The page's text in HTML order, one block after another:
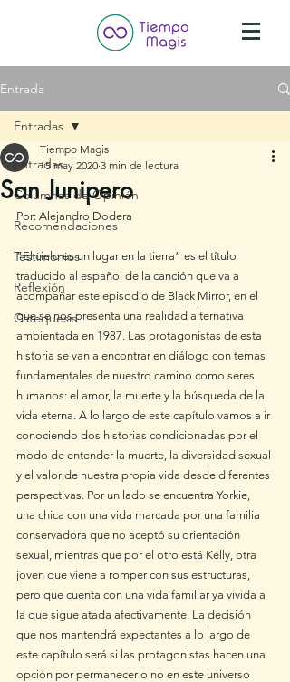
Entrada
Entradas
Columnas de Opinión
Recomendaciones
Testimonios
Reflexión
Catequesis
Entradas
San Junipero
Tiempo Magis
15 may 2020 3 min de lectura
Por: Alejandro Dodera
“El cielo es un lugar en la tierra” es el título
traducido al español de la canción que va a
acompañar este episodio de Black Mirror, en el
que se nos presenta una realidad alternativa
ambientada en 1987. Las protagonistas de esta
historia se van a encontrar en diálogo con temas
fundamentales de nuestro camino como seres
humanos: el amor, la muerte y la búsqueda de la
vida eterna. A lo largo de este capítulo vamos a ir
conociendo dos historias condicionadas por el
modo de entender la muerte, la diversidad sexual
y el valor de nuestra propia vida desde diferentes
perspectivas. Por un lado se encuentra Yorkie,
una chica con una vida marcada por una familia
conservadora que no aceptó su orientación
sexual, mientras que por el otro está Kelly, otra
joven que viene a romper con sus estructuras,
pero que cuenta con una vida familiar ya vivida a
la que sigue atada afectivamente. La decisión
que nos mantendrá expectantes a lo largo de
este capítulo será si las protagonistas hacen una
opción por permanecer o no en este universo